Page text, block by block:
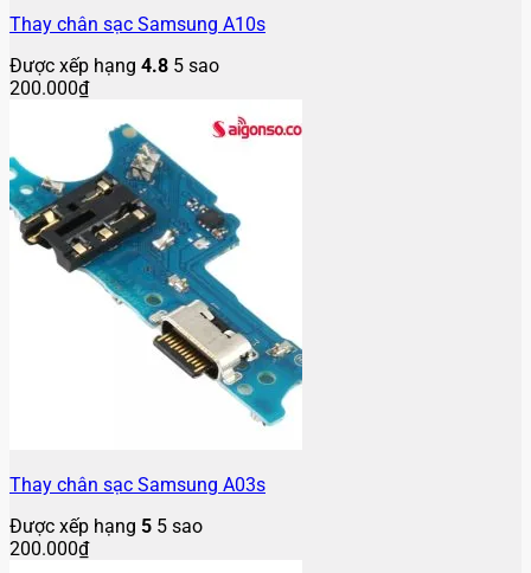
Thay chân sạc Samsung A10s
Được xếp hạng 4.8 5 sao
200.000₫
Thay chân sạc Samsung A03s
Được xếp hạng 5 5 sao
200.000₫